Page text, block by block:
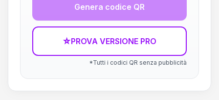
Genera codice QR
☆PROVA VERSIONE PRO
*Tutti i codici QR senza pubblicità